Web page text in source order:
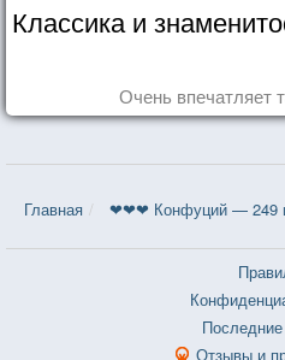
Классика и
Очень впечатляет
Главная ❤❤❤ Конфуций — 249
Отзывы и